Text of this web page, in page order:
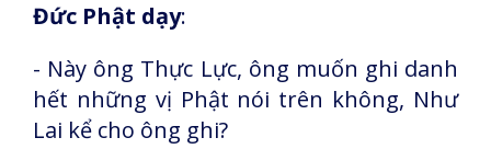
Đức Phật dạy:
- Này ông Thực Lực, ông muốn ghi danh
hết những vị Phật nói trên không, Như
Lai kể cho ông ghi?